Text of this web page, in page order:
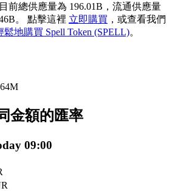
行
前總供應量為 196.01B，流通供應量
。 點擊這裡 立即購買 ，或查看我們
地購買 Spell Token (SPELL)。
金額的匯率
09:00